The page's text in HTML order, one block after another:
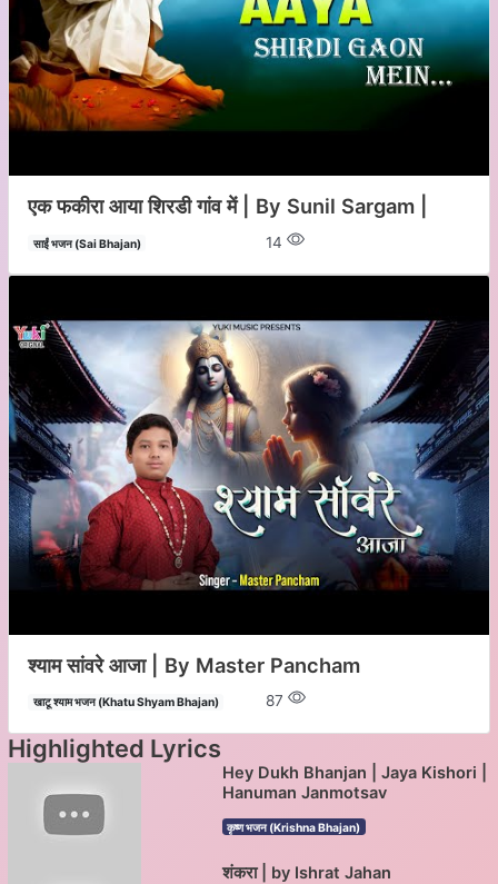
एक फकीरा आया शिरडी गांव में | By Sunil Sargam |
साईं भजन (Sai Bhajan) 14
श्याम सांवरे आजा | By Master Pancham
खाटू श्याम भजन (Khatu Shyam Bhajan) 87
Highlighted Lyrics
Hey Dukh Bhanjan | Jaya Kishori |
Hanuman Janmotsav
कृष्ण भजन (Krishna Bhajan)
शंकरा | by Ishrat Jahan